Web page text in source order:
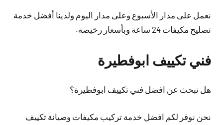
نعمل على مدار الأسبوع وعلى مدار اليوم ولدينا أفضل خدمة
تصليح مكيفات 24 ساعة وبأسعار رخيصة.
فني تكييف ابوفطيرة
هل تبحث عن افضل فني تكييف ابوفطيرة؟
نحن نوفر لكم افضل خدمة تركيب مكيفات وصيانة تكييف